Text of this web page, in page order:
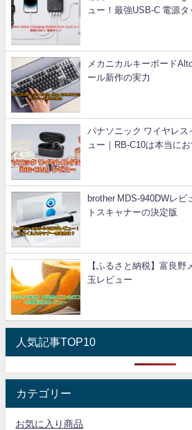
ュー！最強USB-C 電源タ
メカニカルキーボード
ール新作の実力
パナソニック ワイヤレス
ュー｜RB-C10は本当にお
brother MDS-940DWレ
トスキャナーの決定版
【ふるさと納税】富良
玉レビュー
人気記事TOP10
カテゴリー
お気に入り商品